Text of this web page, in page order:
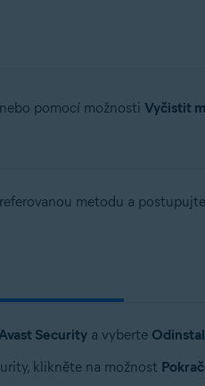
nebo pomocí možnosti Vyčistit
metodu a
Securitya vyberte
klikněte na možnost